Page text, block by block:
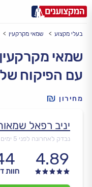
עירעיר: תל אביב, חיפה…
בעלי מקצוע שמאי מקרקעין
שמאי מקרקעין
עם הפיקוח
מחירון
יניב רפאל
נבדק לאחרונה לפני 5 ימים
4.89
חוות